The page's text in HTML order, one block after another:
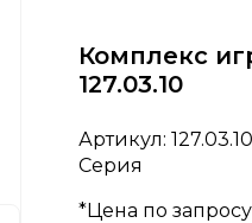
Комплекс
127.03.10
Артикул: 127.03.10
Серия
*Цена по запросу